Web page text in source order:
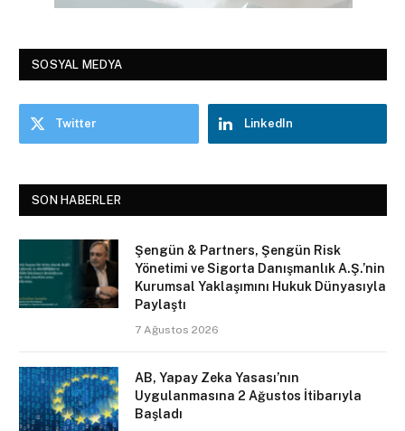
SOSYAL MEDYA
Twitter LinkedIn
SON HABERLER
Şengün & Partners, Şengün Risk
Yönetimi ve Sigorta Danışmanlık A.Ş.’nin
Kurumsal Yaklaşımını Hukuk Dünyasıyla
Paylaştı
7 Ağustos 2026
AB, Yapay Zeka Yasası’nın
Uygulanmasına 2 Ağustos İtibarıyla
Başladı